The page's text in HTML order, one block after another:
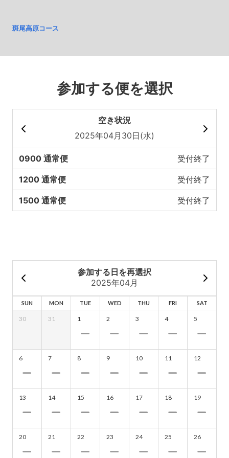
斑尾高原コース
参加する便を選択
空き状況
2025年04月30日(水)
0900 通常便 受付終了
1200 通常便 受付終了
1500 通常便 受付終了
参加する日を再選択
2025年04月
SUN MON TUE WED THU FRI SAT
30 31 1 2 3 4 5
6 7 8 9 10 11 12
13 14 15 16 17 18 19
20 21 22 23 24 25 26